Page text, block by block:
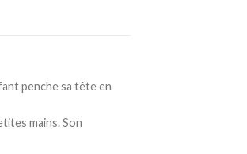
penche sa tête en
mains. Son